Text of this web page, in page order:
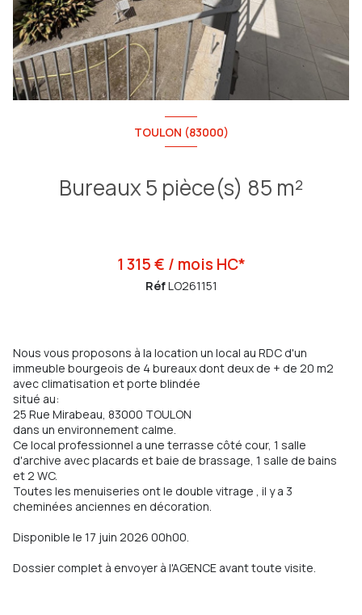
TOULON (83000)
Bureaux 5 pièce(s) 85 m²
1 315 € / mois HC*
RéfLO261151
Nous vous proposons à la location un local au RDC d'un
immeuble bourgeois de 4 bureaux dont deux de + de 20 m2
avec climatisation et porte blindée
situé au:
25 Rue Mirabeau, 83000 TOULON
dans un environnement calme.
Ce local professionnel a une terrasse côté cour, 1 salle
d'archive avec placards et baie de brassage, 1 salle de bains
et 2 WC.
Toutes les menuiseries ont le double vitrage , il y a 3
cheminées anciennes en décoration.
Disponible le 17 juin 2026 00h00.
Dossier complet à envoyer à l'AGENCE avant toute visite.